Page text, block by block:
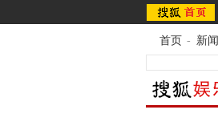
首页 - 新闻